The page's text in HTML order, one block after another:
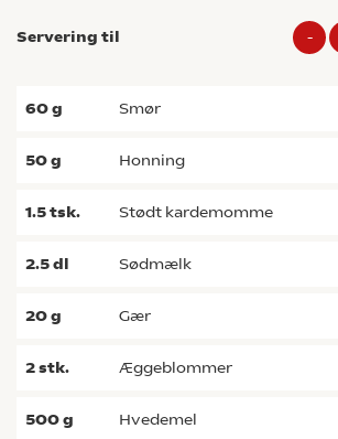
Servering til -
60g smør
50g honning
1.5tsk. stødt kardemomme
2.5dl sødmælk
20g gær
2stk. æggeblommer
500g hvedemel